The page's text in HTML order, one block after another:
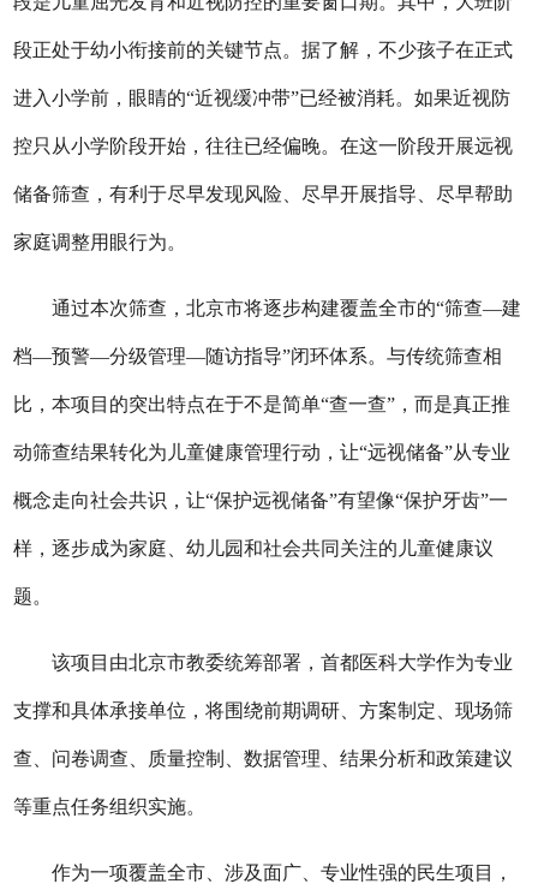
段正处于幼小衔接前的关键节点。据了解，不少孩子在正式
进入小学前，眼睛的“近视缓冲带”已经被消耗。如果近视防
控只从小学阶段开始，往往已经偏晚。在这一阶段开展远视
储备筛查，有利于尽早发现风险、尽早开展指导、尽早帮助
家庭调整用眼行为。
通过本次筛查，北京市将逐步构建覆盖全市的“筛查—建
档—预警—分级管理—随访指导”闭环体系。与传统筛查相
比，本项目的突出特点在于不是简单“查一查”，而是真正推
动筛查结果转化为儿童健康管理行动，让“远视储备”从专业
概念走向社会共识，让“保护远视储备”有望像“保护牙齿”一
样，逐步成为家庭、幼儿园和社会共同关注的儿童健康议
题。
该项目由北京市教委统筹部署，首都医科大学作为专业
支撑和具体承接单位，将围绕前期调研、方案制定、现场筛
查、问卷调查、质量控制、数据管理、结果分析和政策建议
等重点任务组织实施。
作为一项覆盖全市、涉及面广、专业性强的民生项目，